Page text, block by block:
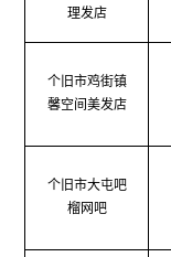
理发店
个旧市鸡街镇
馨空间美发店
个旧市大屯吧
榴网吧